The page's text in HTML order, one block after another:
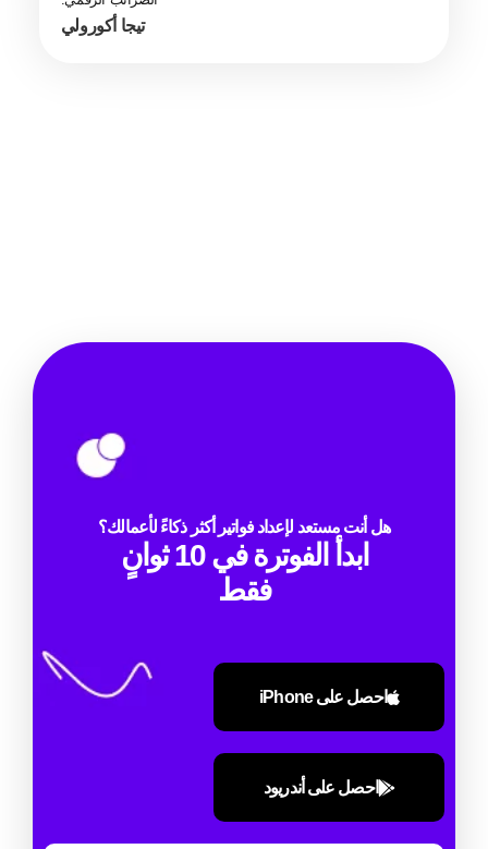
تيجا أكورولي
هل أنت مستعد لإعداد فواتير أكثر ذكاءً لأعمالك؟
ابدأ الفوترة في 10 ثوانٍ
فقط
احصل على iPhone
احصل على أندريود